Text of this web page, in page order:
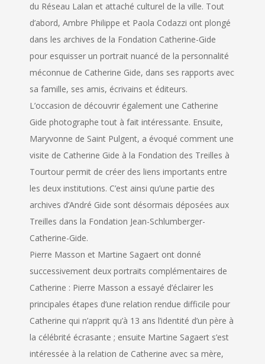
du Réseau Lalan et attaché culturel de la ville. Tout
d’abord, Ambre Philippe et Paola Codazzi ont plongé
dans les archives de la Fondation Catherine-Gide
pour esquisser un portrait nuancé de la personnalité
méconnue de Catherine Gide, dans ses rapports avec
sa famille, ses amis, écrivains et éditeurs.
L’occasion de découvrir également une Catherine
Gide photographe tout à fait intéressante. Ensuite,
Maryvonne de Saint Pulgent, a évoqué comment une
visite de Catherine Gide à la Fondation des Treilles à
Tourtour permit de créer des liens importants entre
les deux institutions. C’est ainsi qu’une partie des
archives d’André Gide sont désormais déposées aux
Treilles dans la Fondation Jean-Schlumberger-
Catherine-Gide.
Pierre Masson et Martine Sagaert ont donné
successivement deux portraits complémentaires de
Catherine : Pierre Masson a essayé d’éclairer les
principales étapes d’une relation rendue difficile pour
Catherine qui n’apprit qu’à 13 ans l’identité d’un père à
la célébrité écrasante ; ensuite Martine Sagaert s’est
intéressée à la relation de Catherine avec sa mère,